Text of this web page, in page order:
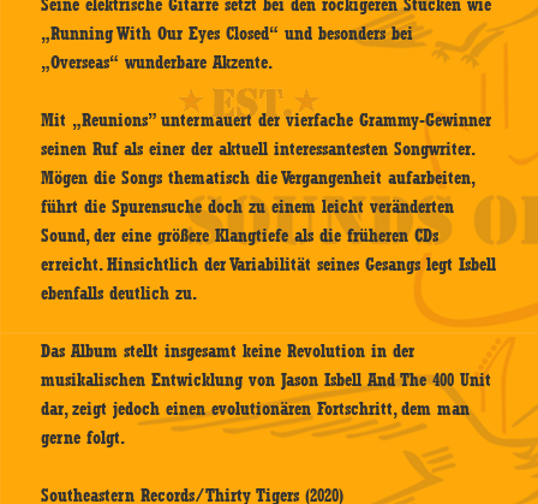
Seine elektrische Gitarre setzt bei den rockigeren Stücken wie
„Running With Our Eyes Closed“ und besonders bei
„Overseas“ wunderbare Akzente.
Mit „Reunions” untermauert der vierfache Grammy-Gewinner
seinen Ruf als einer der aktuell interessantesten Songwriter.
Mögen die Songs thematisch die Vergangenheit aufarbeiten,
führt die Spurensuche doch zu einem leicht veränderten
Sound, der eine größere Klangtiefe als die früheren CDs
erreicht. Hinsichtlich der Variabilität seines Gesangs legt Isbell
ebenfalls deutlich zu.
Das Album stellt insgesamt keine Revolution in der
musikalischen Entwicklung von Jason Isbell And The 400 Unit
dar, zeigt jedoch einen evolutionären Fortschritt, dem man
gerne folgt.
Southeastern Records/Thirty Tigers (2020)